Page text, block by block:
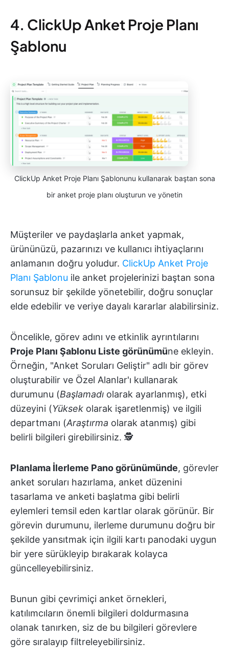
4. ClickUp Anket Proje Planı
Şablonu
ClickUp Anket Proje Planı Şablonunu kullanarak baştan sona
bir anket proje planı oluşturun ve yönetin
Müşteriler ve paydaşlarla anket yapmak,
ürününüzü, pazarınızı ve kullanıcı ihtiyaçlarını
anlamanın doğru yoludur. ClickUp Anket Proje
Planı Şablonu ile anket projelerinizi baştan sona
sorunsuz bir şekilde yönetebilir, doğru sonuçlar
elde edebilir ve veriye dayalı kararlar alabilirsiniz.
Öncelikle, görev adını ve etkinlik ayrıntılarını
Proje Planı Şablonu Liste görünümüne ekleyin.
Örneğin, "Anket Soruları Geliştir" adlı bir görev
oluşturabilir ve Özel Alanlar'ı kullanarak
durumunu (Başlamadı olarak ayarlanmış), etki
düzeyini (Yüksek olarak işaretlenmiş) ve ilgili
departmanı (Araştırma olarak atanmış) gibi
belirli bilgileri girebilirsiniz. 🕵️
Planlama İlerleme Pano görünümünde, görevler
anket soruları hazırlama, anket düzenini
tasarlama ve anketi başlatma gibi belirli
eylemleri temsil eden kartlar olarak görünür. Bir
görevin durumunu, ilerleme durumunu doğru bir
şekilde yansıtmak için ilgili kartı panodaki uygun
bir yere sürükleyip bırakarak kolayca
güncelleyebilirsiniz.
Bunun gibi çevrimiçi anket örnekleri,
katılımcıların önemli bilgileri doldurmasına
olanak tanırken, siz de bu bilgileri görevlere
göre sıralayıp filtreleyebilirsiniz.